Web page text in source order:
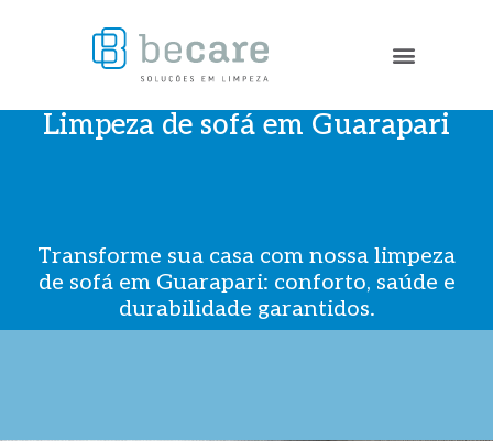
Limpeza de sofá em Guarapari
Transforme sua casa com nossa limpeza
de sofá em Guarapari: conforto, saúde e
durabilidade garantidos.